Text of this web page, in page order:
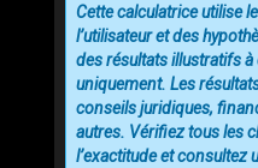
Cette calculatrice utilise
l’utilisateur et des
des résultats illustratifs
uniquement. Les
conseils juridiques,
autres. Vérifiez tous les
l’exactitude et